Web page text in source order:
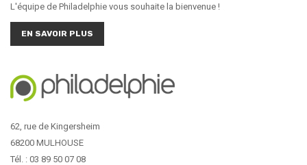
L'équipe de Philadelphie vous souhaite la bienvenue !
EN SAVOIR PLUS
62, rue de Kingersheim
68200 MULHOUSE
Tél. : 03 89 50 07 08